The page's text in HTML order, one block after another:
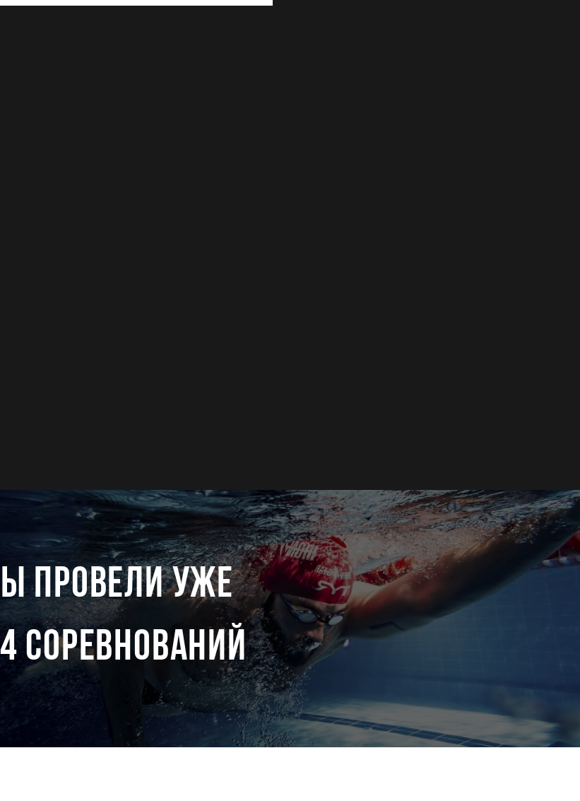
провели уже
соревнований